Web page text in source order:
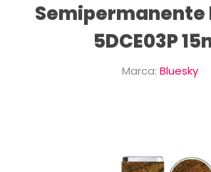
Semipermanente
5DCE03P
Marca: Bluesky